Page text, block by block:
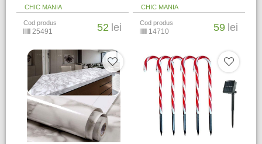
CHIC MANIA
Cod produs
25491 52 lei
CHIC MANIA
Cod produs
14710 59 lei